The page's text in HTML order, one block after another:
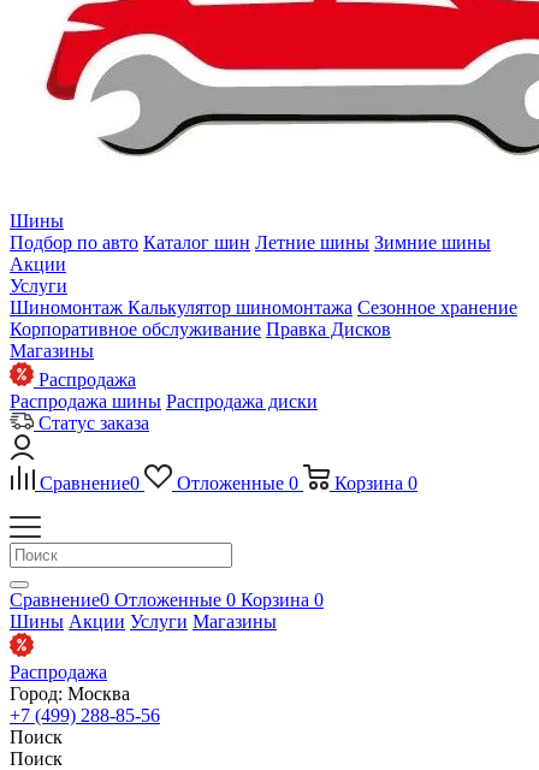
Шины
Подбор по авто Каталог шин Летние шины Зимние шины
Акции
Услуги
Шиномонтаж Калькулятор шиномонтажа Сезонное хранение
Корпоративное обслуживание Правка Дисков
Магазины
Распродажа
Распродажа шины Распродажа диски
Статус заказа
Сравнение0 Отложенные 0 Корзина 0
Сравнение0 Отложенные 0 Корзина 0
Шины Акции Услуги Магазины
Распродажа
Город: Москва
+7 (499) 288-85-56
Поиск
Поиск